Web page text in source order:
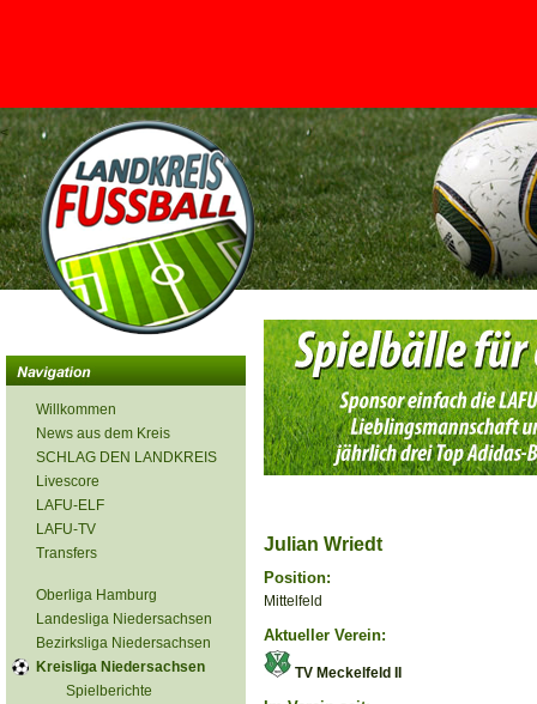
<
Willkommen
News aus dem Kreis
SCHLAG DEN LANDKREIS
Livescore
LAFU-ELF
LAFU-TV
Transfers
Oberliga Hamburg
Landesliga Niedersachsen
Bezirksliga Niedersachsen
Kreisliga Niedersachsen
Spielberichte
Julian Wriedt
Position:
Mittelfeld
Aktueller Verein:
TV Meckelfeld II